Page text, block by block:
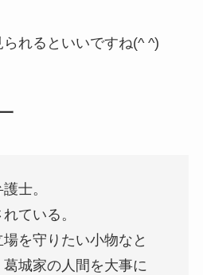
れるといいですね(^ ^)
士。
ている。
を守りたい小物なと
城家の人間を大事に